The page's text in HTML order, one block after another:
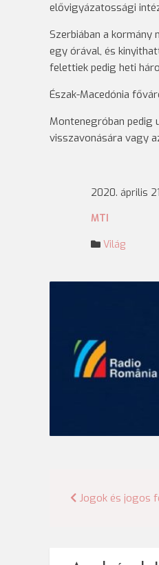
elővigyázatossági
Szerbiában a
egy órával, és
felettiek pedig heti
Észak-Macedónia
Montenegróban pedig
visszavonására vagy
2020. április
MTI
Világ
Jogok és jogos